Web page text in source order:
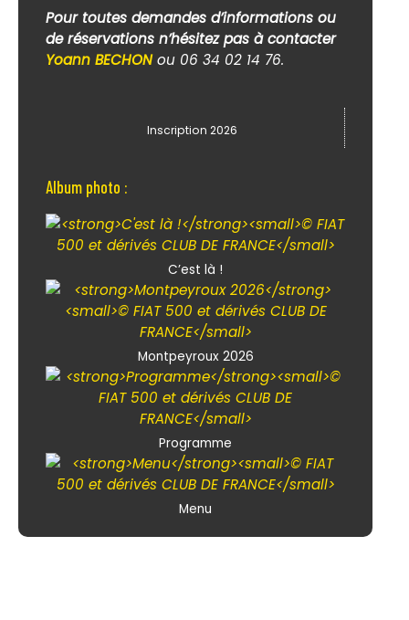
Pour toutes demandes d’informations ou
de réservations n’hésitez pas à contacter
Yoann BECHON ou 06 34 02 14 76.
Inscription 2026
Album photo :
C’est là !
Montpeyroux 2026
Programme
Menu